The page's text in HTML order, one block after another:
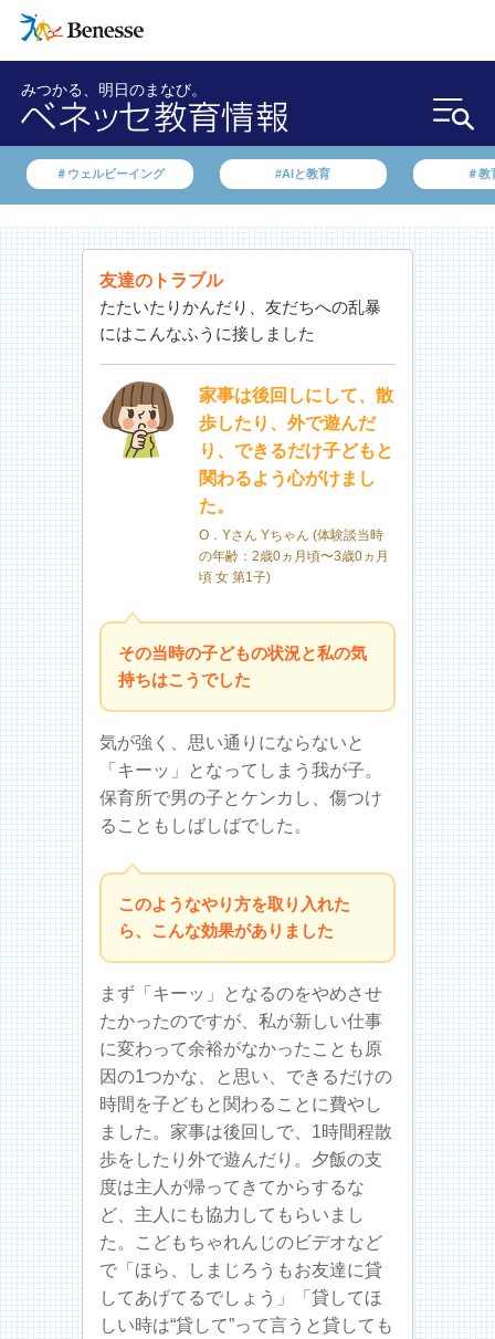
みつかる、明日のまなび。
＃ウェルビーイング #AIと教育 ＃教
友達のトラブル
たたいたりかんだり、友だちへの乱暴
にはこんなふうに接しました
家事は後回しにして、散
歩したり、外で遊んだ
り、できるだけ子どもと
関わるよう心がけまし
た。
O．Yさん Yちゃん (体験談当時
の年齢：2歳0ヵ月頃〜3歳0ヵ月
頃 女 第1子)
その当時の子どもの状況と私の気
持ちはこうでした
気が強く、思い通りにならないと
「キーッ」となってしまう我が子。
保育所で男の子とケンカし、傷つけ
ることもしばしばでした。
このようなやり方を取り入れた
ら、こんな効果がありました
まず「キーッ」となるのをやめさせ
たかったのですが、私が新しい仕事
に変わって余裕がなかったことも原
因の1つかな、と思い、できるだけの
時間を子どもと関わることに費やし
ました。家事は後回しで、1時間程散
歩をしたり外で遊んだり。夕飯の支
度は主人が帰ってきてからするな
ど、主人にも協力してもらいまし
た。こどもちゃれんじのビデオなど
で「ほら、しまじろうもお友達に貸
してあげてるでしょう」「貸してほ
しい時は“貸して”って言うと貸しても